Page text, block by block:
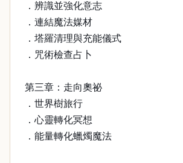
．辨識並強化意志
．連結魔法媒材
．塔羅清理與充能儀式
．咒術檢查占卜
第三章：走向奧祕
．世界樹旅行
．心靈轉化冥想
．能量轉化蠟燭魔法